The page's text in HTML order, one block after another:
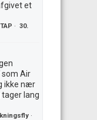
et
· 30.
som Air
ikke nær
lang
·